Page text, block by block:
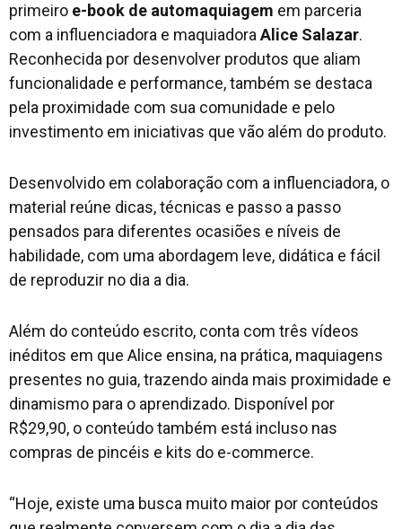
primeiro e-book de automaquiagem em parceria
com a influenciadora e maquiadoraAlice Salazar.
Reconhecida por desenvolver produtos que aliam
funcionalidade e performance, também se destaca
pela proximidade com sua comunidade e pelo
investimento em iniciativas que vão além do produto.
Desenvolvido em colaboração com a influenciadora, o
material reúne dicas, técnicas e passo a passo
pensados para diferentes ocasiões e níveis de
habilidade, com uma abordagem leve, didática e fácil
de reproduzir no dia a dia.
Além do conteúdo escrito, conta com três vídeos
inéditos em que Alice ensina, na prática, maquiagens
presentes no guia, trazendo ainda mais proximidade e
dinamismo para o aprendizado. Disponível por
R$29,90, o conteúdo também está incluso nas
compras de pincéis e kits do e-commerce.
“Hoje, existe uma busca muito maior por conteúdos